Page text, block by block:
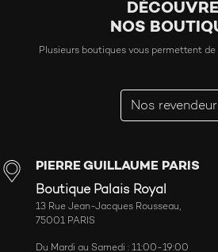
NOS
Plusieurs boutiques vous permettent
Nos
PIERRE GUILLAUME PARIS
Boutique Palais Royal
13 Rue Jean-Jacques Rousseau,
75001 PARIS
Du Mardi au Samedi : 11:00-19:00